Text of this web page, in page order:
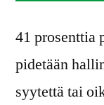
41 prosenttia
pidetään
syytettä tai